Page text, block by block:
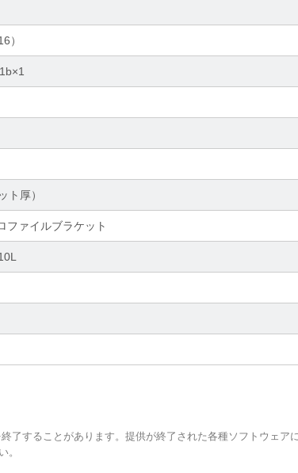
）
ト厚）
ファイルブラケット
了することがあります。提供が終了された各種ソフトウェア
。